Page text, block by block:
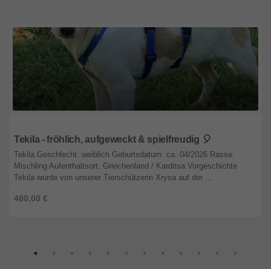
Tekila - fröhlich, aufgeweckt & spielfreudig 🎈
480,00 €
Tekila Geschlecht: weiblich Geburtsdatum: ca. 04/2026 Rasse:
Mischling Aufenthaltsort: Griechenland / Karditsa Vorgeschichte
Tekila wurde von unserer Tierschützerin Xrysa auf der ...